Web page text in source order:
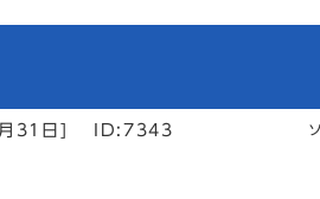
31日] ID:7343